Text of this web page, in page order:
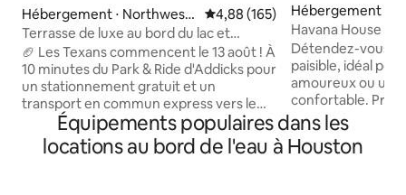
Hébergement ⋅ Northwest
Houston
Évaluation moyenne sur la
4,88 (165)
Terrasse de luxe au bord du lac et
piscine, 9 couchages, chiens acceptés
🏈 Les Texans commencent le 13 août ! À
10 minutes du Park & Ride d'Addicks pour
un stationnement gratuit et un
transport en commun express vers le
NRG Stadium. Les chiens sont les
bienvenus ! Terrasse privée au bord du
lac et piscine, votre refuge au bord de
Hébergement ⋅
Havana House –
bord de l'eau
Détendez-vous
paisible, idéal
amoureux ou un
confortable. Profitez sur place du
canoë-kayak, de
barbecues sur
puis détendez-
Équipements populaires dans les
locations au bord de l'eau à Houston